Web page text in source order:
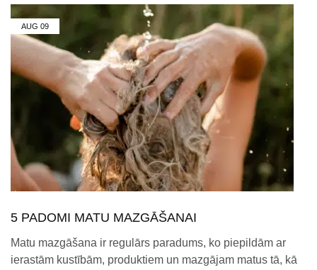
AUG 09
5 PADOMI MATU MAZGĀŠANAI
Matu mazgāšana ir regulārs paradums, ko piepildām ar
ierastām kustībām, produktiem un mazgājam matus tā, kā